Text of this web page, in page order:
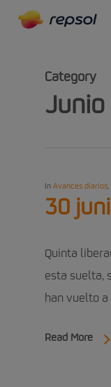
Category
In Avances diarios,
30
Quinta
esta suelta,
han vuelto
Read More